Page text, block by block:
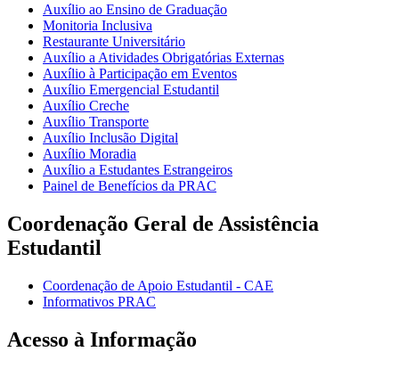
Auxílio ao Ensino de Graduação
Monitoria Inclusiva
Restaurante Universitário
Auxílio a Atividades Obrigatórias Externas
Auxílio à Participação em Eventos
Auxílio Emergencial Estudantil
Auxílio Creche
Auxílio Transporte
Auxílio Inclusão Digital
Auxílio Moradia
Auxílio a Estudantes Estrangeiros
Painel de Benefícios da PRAC
Coordenação Geral de Assistência
Estudantil
Coordenação de Apoio Estudantil - CAE
Informativos PRAC
Acesso à Informação